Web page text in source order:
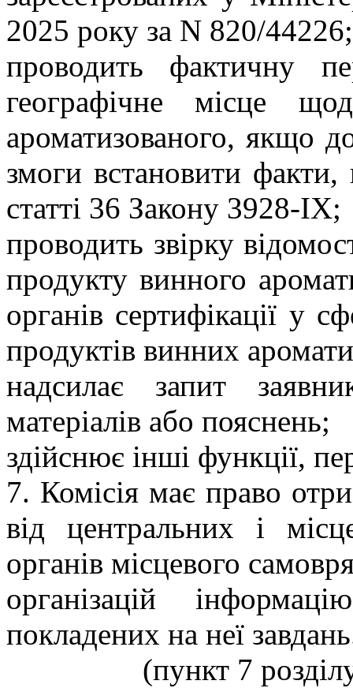
2025 року за N 820/44226;
проводить фактичну
географічне місце
ароматизованого, якщо
змоги встановити факти,
статті 36 Закону 3928-IX;
проводить звірку
продукту винного
органів сертифікації у
продуктів винних
надсилає запит
матеріалів або пояснень;
здійснює інші функції,
7. Комісія має право
від центральних і
органів місцевого
організацій
покладених на неї
(пункт 7